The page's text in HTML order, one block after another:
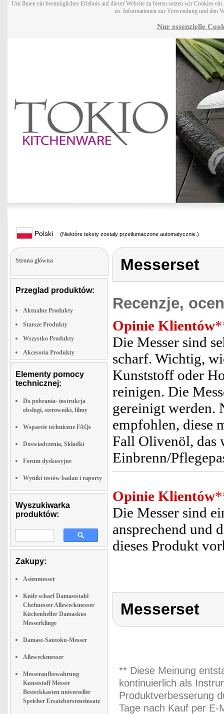
Um Ihnen ein bestmögliches Erlebnis auf dieser Website zu bieten setzen wir Cookies
zu. Informationen zur Verwendung und den
Nur essenzielle
Polski (Niektóre teksty zostały przetłumaczone automatycznie.)
Strona glówna
Przeglad produktów:
Aktualne Produkty
Starsze Produkty
Wszystko Produkty
Akcesoria Produkty
Elementy pomocy
technicznej:
Do pobrania- instrukcja
obslugi, sterowniki, filmy
Wsparcie techniczne FAQs
Doswiadczenia, Składki
Forum dyskusyjne
Wyniki testów badan i raporty
Wyszukiwarka
produktów:
Zakupy:
Asienmesser
Knife scharf Damaststahl
Chefmesser Allzweckmesser
Küchenhelfer Damaskus
Messerklinge
Damast-Santoku-Messer
Allzweckmesser
Messeraufbewahrung
Kunststoff Messer
Besteckkasten universeller
Speicher Ersatzborsteneinsatz
Messerset
Recenzje,
Opinie Klientów
Die Messer sind
scharf. Wichtig,
Kunststoff oder
reinigen. Die
gereinigt werden.
empfohlen, diese
Fall Olivenöl, das
Einbrenn/
Opinie Klientów
Die Messer sind
ansprechend und
dieses Produkt
Messerset
** Diese Meinung
kontinuierlich als
Produktverbesserung
Tage nach Kauf per E-